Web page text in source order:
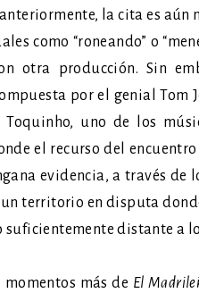
la cita es
como “roneando” o
otra producción. Sin
por el genial
Toquinho, uno de los
el recurso del
evidencia, a través
territorio en disputa
suficientemente distante a
más de El